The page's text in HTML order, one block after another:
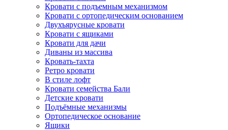
Кровати с подъемным механизмом
Кровати с ортопедическим основанием
Двухъярусные кровати
Кровати с ящиками
Кровати для дачи
Диваны из массива
Кровать-тахта
Ретро кровати
В стиле лофт
Кровати семейства Бали
Детские кровати
Подъёмные механизмы
Ортопедическое основание
Ящики